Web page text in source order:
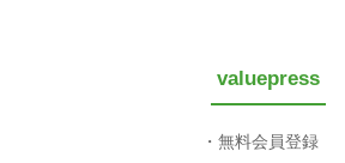
valuepress
無料会員登録